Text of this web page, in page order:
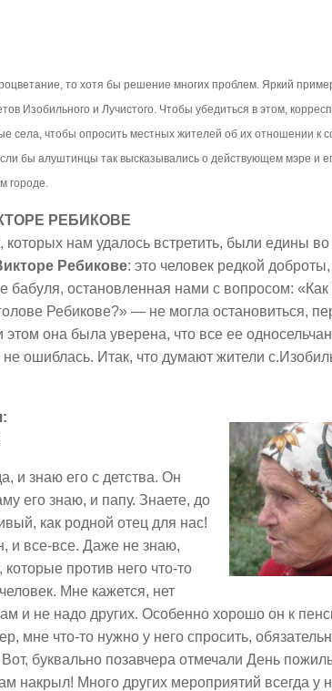
то хотя бы решение многих проблем. Яркий
Изобильного и Лучистого. Чтобы убедиться в этом,
села, чтобы опросить местных жителей об их отношении к
бы алуштинцы так высказывались о действующем мэре и
городе.
РЕБИКОВЕ
которых нам удалось встретить, были едины
Ребикове: это человек редкой
бабуля, остановленная нами с вопросом:
Ребикове?» — не могла остановиться,
этом она была уверена, что все ее
ошиблась. Итак, что думают жители
и знаю его с детства. Он
его знаю, и папу. Знаете, до
как родной отец для нас!
и все-все. Даже не знаю,
против него что-то
Мне кажется, нет
и не надо других. Особенно хорошо он к
мне что-то нужно у него спросить,
буквально позавчера отмечали День
накрыл! Много других мероприятий всегда у